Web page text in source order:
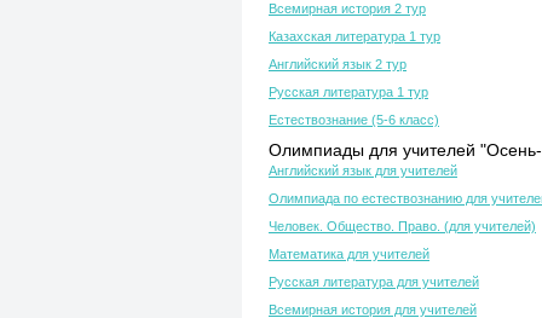
Всемирная история 2 тур
Казахская литература 1 тур
Английский язык 2 тур
Русская литература 1 тур
Естествознание (5-6 класс)
Олимпиады для учителей
Английский язык для учителей
Олимпиада по естествознанию для
Человек. Общество. Право. (для учителей)
Математика для учителей
Русская литература для учителей
Всемирная история для учителей